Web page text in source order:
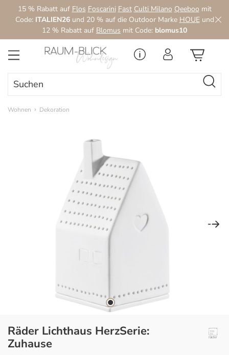
Zum Hauptinhalt springen
15 % Rabatt auf Flos Foscarini Fast Culti Milano Qeeboo mit
Code: ITALIEN26und 20 % auf die Outdoor Marke HOUEund
12 % Rabatt auf Blomus mit Code: blomus10
Wohnen Dekoration
Bildergalerie überspringen
Räder Lichthaus HerzSerie:
Zuhause